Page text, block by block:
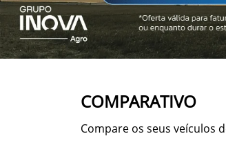
COMPARATIVO
Compare os seus veículos